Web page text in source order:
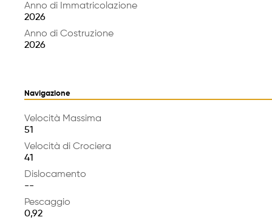
Anno di Immatricolazione
2026
Anno di Costruzione
2026
Navigazione
Velocità Massima
51
Velocità di Crociera
41
Dislocamento
--
Pescaggio
0,92